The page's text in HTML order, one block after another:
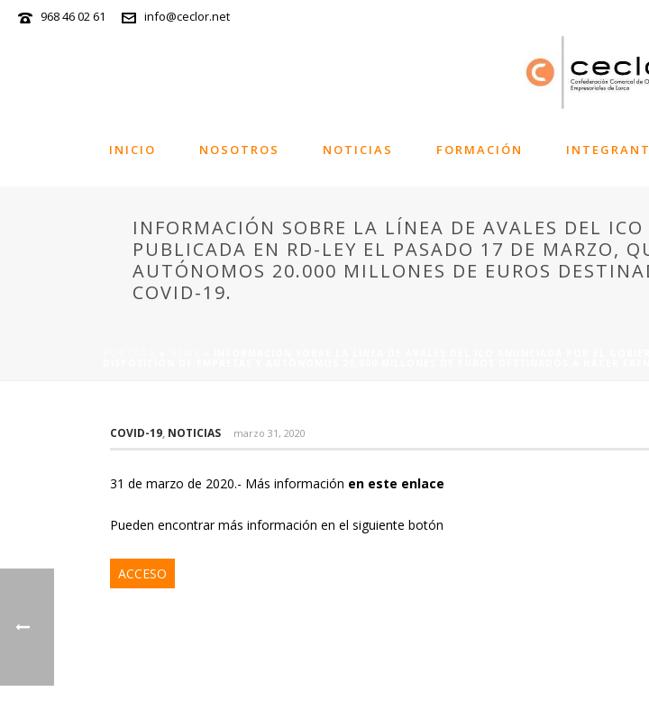
968 46 02 61 info@ceclor.net
INICIO NOSOTROS NOTICIAS FORMACIÓN
INFORMACIÓN SOBRE LA LÍNEA DE AVALES DEL
PUBLICADA EN RD-LEY EL PASADO 17 DE MARZO,
AUTÓNOMOS 20.000 MILLONES DE EUROS
COVID-19.
COVID-19, NOTICIAS marzo 31, 2020
31 de marzo de 2020.- Más información en este enlace
Pueden encontrar más información en el siguiente botón
ACCESO